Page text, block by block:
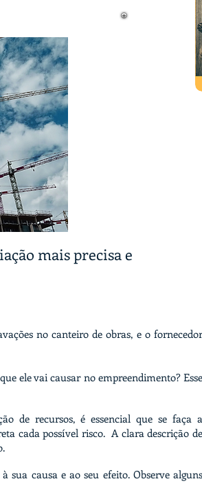
mais precisa e
no canteiro de obras, e o fornecedor
ele vai causar no empreendimento? Esse
de recursos, é essencial que se faça a
cada possível risco. A clara descrição de
sua causa e ao seu efeito. Observe alguns